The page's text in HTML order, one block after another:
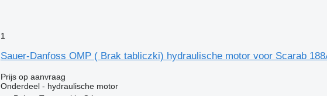
1
Sauer-Danfoss OMP ( Brak tabliczki) hydraulische motor voor Scarab
Prijs op aanvraag
Onderdeel - hydraulische motor